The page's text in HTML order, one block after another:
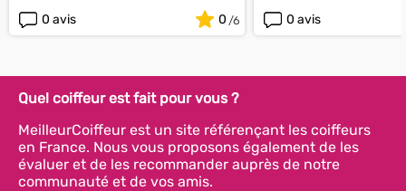
0 avis
0
0 avis
Quel coiffeur est fait pour vous ?
MeilleurCoiffeur est un site référençant les coiffeurs
en France. Nous vous proposons également de les
évaluer et de les recommander auprès de notre
communauté et de vos amis.